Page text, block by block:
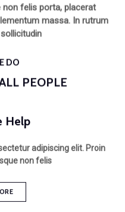
felis porta, placerat
massa. In rutrum
DO
PEOPLE
Help
adipiscing elit. Proin
non felis